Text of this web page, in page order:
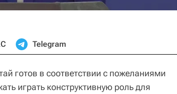
Telegram
готов в соответствии с пожеланиями
играть конструктивную роль для